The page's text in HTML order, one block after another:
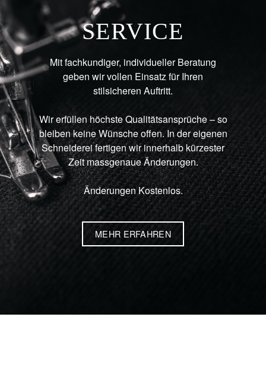
SERVICE
Mit fachkundiger, individueller Beratung
geben wir vollen Einsatz für Ihren
stilsicheren Auftritt.
Wir erfüllen höchste Qualitätsansprüche – so
bleiben keine Wünsche offen. In der eigenen
Schneiderei fertigen wir innerhalb kürzester
Zeit massgenaue Änderungen.
Änderungen Kostenlos.
MEHR ERFAHREN